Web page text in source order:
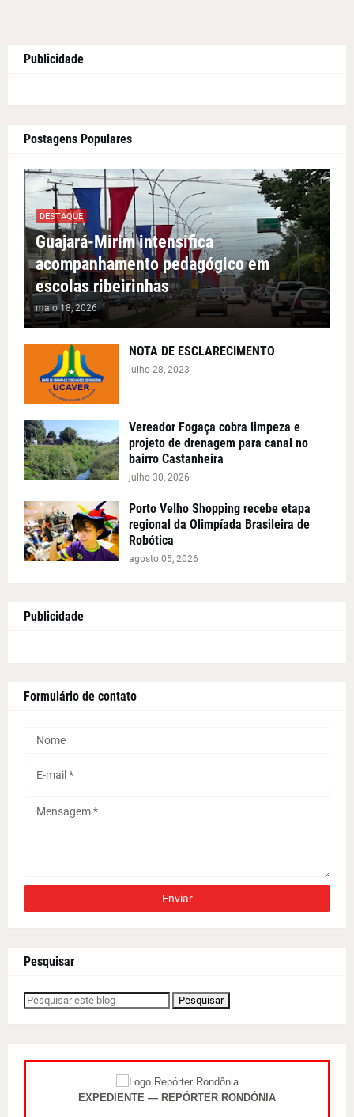
Publicidade
Postagens Populares
DESTAQUE
Guajará-Mirim intensifica
acompanhamento pedagógico em
escolas ribeirinhas
maio 18, 2026
NOTA DE ESCLARECIMENTO
julho 28, 2023
Vereador Fogaça cobra limpeza e
projeto de drenagem para canal no
bairro Castanheira
julho 30, 2026
Porto Velho Shopping recebe etapa
regional da Olimpíada Brasileira de
Robótica
agosto 05, 2026
Publicidade
Formulário de contato
Pesquisar
EXPEDIENTE — REPÓRTER RONDÔNIA